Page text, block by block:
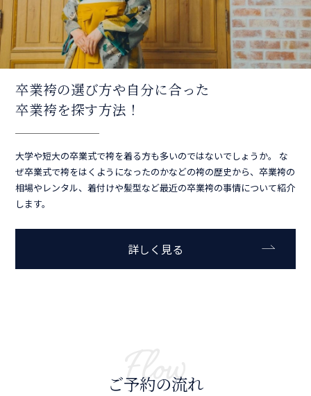
卒業袴の選び方や自分に合った
卒業袴を探す方法！
大学や短大の卒業式で袴を着る方も多いのではないでしょうか。 な
ぜ卒業式で袴をはくようになったのかなどの袴の歴史から、卒業袴の
相場やレンタル、着付けや髪型など最近の卒業袴の事情について紹介
します。
詳しく見る
Flow
ご予約の流れ